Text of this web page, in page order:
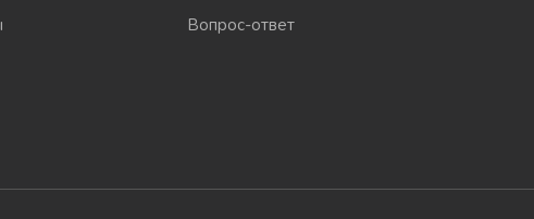
Вопрос-ответ